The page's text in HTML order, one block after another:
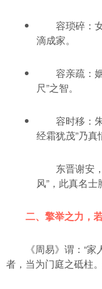
容琐碎：
滴成家。
容亲疏：
尺”之智。
容时移：
经霜犹茂”乃真
东晋谢安
风”，此真名士
二、擎举之力，
《周易》谓：“
者，当为门庭之砥柱